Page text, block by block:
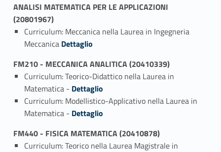
ANALISI MATEMATICA PER LE APPLICAZIONI
(20801967)
Curriculum: Meccanica nella Laurea in Ingegneria
Meccanica Link identifier #identifier_person_43753-1
Dettaglio
FM210 - MECCANICA ANALITICA (20410339)
Curriculum: Teorico-Didattico nella Laurea in
Matematica - Link identifier #identifier_person_55885-1
Dettaglio
Curriculum: Modellistico-Applicativo nella Laurea in
Matematica - Link identifier #identifier_person_21570-2
Dettaglio
FM440 - FISICA MATEMATICA (20410878)
Curriculum: Teorico nella Laurea Magistrale in